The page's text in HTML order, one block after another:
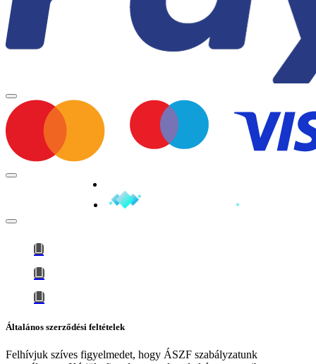
Általános szerződési feltételek
Felhívjuk szíves figyelmedet, hogy ÁSZF szabályzatunk